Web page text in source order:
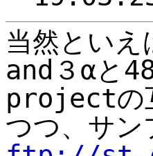
当然とい
and３αと
projectの
つつ、サン